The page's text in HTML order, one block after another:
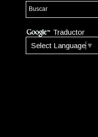
Traductor
Select Language ▼